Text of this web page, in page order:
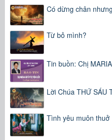
Có dừng chân
Từ bỏ mình?
Tin buồn: Chị
Lời Chúa THỨ SÁU
Tình yêu muôn thuở